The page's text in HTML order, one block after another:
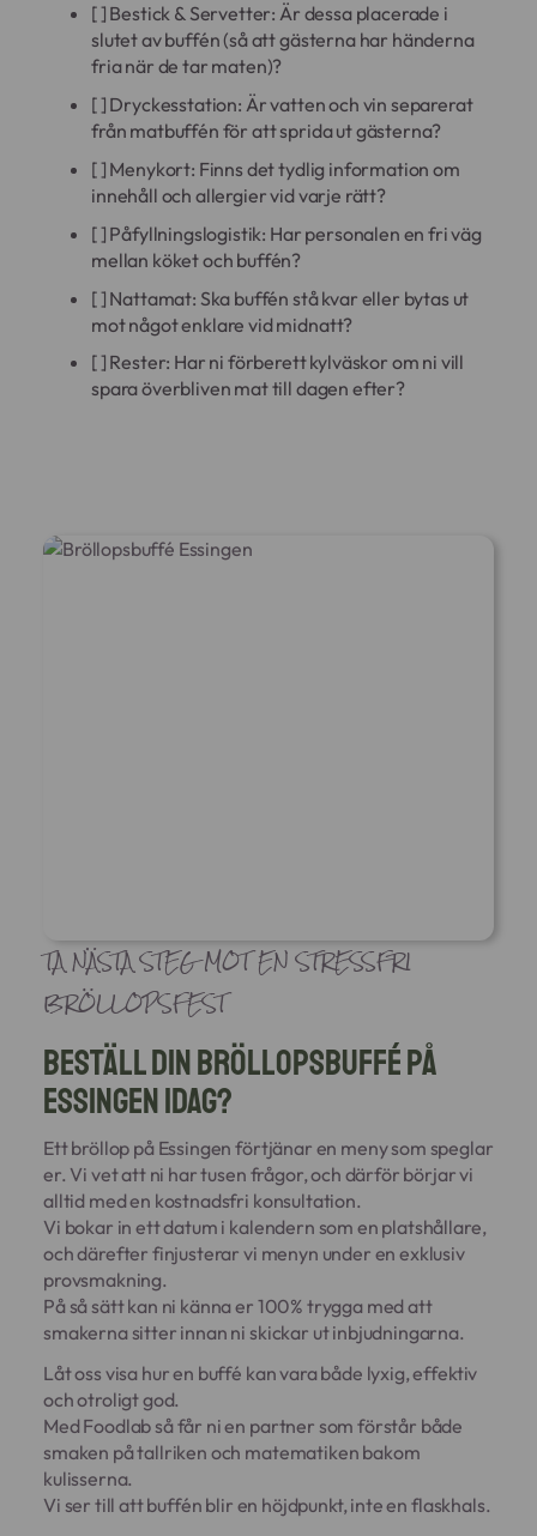
[ ] Bestick & Servetter: Är dessa placerade i
slutet av buffén (så att gästerna har händerna
fria när de tar maten)?
[ ] Dryckesstation: Är vatten och vin separerat
från matbuffén för att sprida ut gästerna?
[ ] Menykort: Finns det tydlig information om
innehåll och allergier vid varje rätt?
[ ] Påfyllningslogistik: Har personalen en fri väg
mellan köket och buffén?
[ ] Nattamat: Ska buffén stå kvar eller bytas ut
mot något enklare vid midnatt?
[ ] Rester: Har ni förberett kylväskor om ni vill
spara överbliven mat till dagen efter?
TA NÄSTA STEG MOT EN STRESSFRI
BRÖLLOPSFEST
Beställ din bröllopsbuffé på
Essingen idag?
Ett bröllop på Essingen förtjänar en meny som speglar
er. Vi vet att ni har tusen frågor, och därför börjar vi
alltid med en kostnadsfri konsultation.
Vi bokar in ett datum i kalendern som en platshållare,
och därefter finjusterar vi menyn under en exklusiv
provsmakning.
På så sätt kan ni känna er 100% trygga med att
smakerna sitter innan ni skickar ut inbjudningarna.
Låt oss visa hur en buffé kan vara både lyxig, effektiv
och otroligt god.
Med Foodlab så får ni en partner som förstår både
smaken på tallriken och matematiken bakom
kulisserna.
Vi ser till att buffén blir en höjdpunkt, inte en flaskhals.